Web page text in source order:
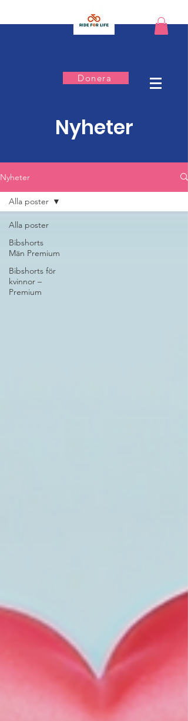
Donera
Nyheter
Nyheter
Alla poster
Bibshorts
Män Premium
Bibshorts för
kvinnor –
Premium
Alla poster